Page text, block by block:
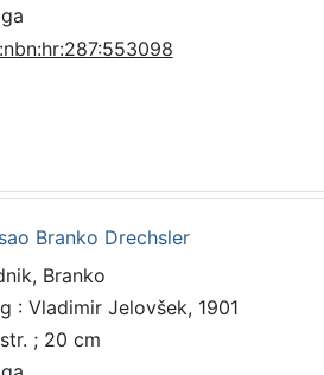
Branko Drechsler
Branko
: Vladimir Jelovšek, 1901
; 20 cm